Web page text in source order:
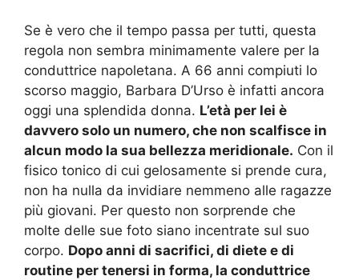
Se è vero che il tempo passa per tutti, questa
regola non sembra minimamente valere per la
conduttrice napoletana. A 66 anni compiuti lo
scorso maggio, Barbara D’Urso è infatti ancora
oggi una splendida donna. L’età per lei è
davvero solo un numero, che non scalfisce in
alcun modo la sua bellezza meridionale. Con il
fisico tonico di cui gelosamente si prende cura,
non ha nulla da invidiare nemmeno alle ragazze
più giovani. Per questo non sorprende che
molte delle sue foto siano incentrate sul suo
corpo. Dopo anni di sacrifici, di diete e di
routine per tenersi in forma, la conduttrice